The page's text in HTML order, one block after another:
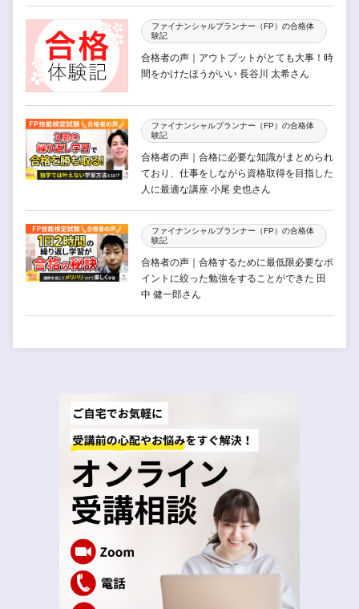
ファイナンシャルプランナー（FP）の合格体
験記
合格者の声｜アウトプットがとても大事！時
間をかけたほうがいい 長谷川 太希さん
ファイナンシャルプランナー（FP）の合格体
験記
合格者の声｜合格に必要な知識がまとめられ
ており、仕事をしながら資格取得を目指した
人に最適な講座 小尾 史也さん
ファイナンシャルプランナー（FP）の合格体
験記
合格者の声｜合格するために最低限必要なポ
イントに絞った勉強をすることができた 田
中 健一郎さん